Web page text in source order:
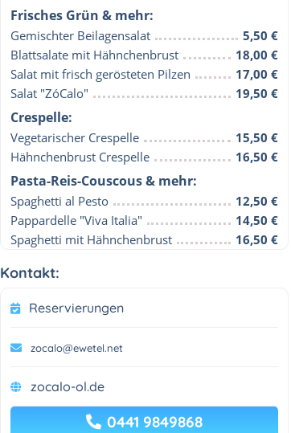
Frisches Grün & mehr:
Gemischter Beilagensalat
5,50 €
Blattsalate mit Hähnchenbrust
18,00 €
Salat mit frisch gerösteten Pilzen
17,00 €
Salat "ZóCalo"
19,50 €
Crespelle:
Vegetarischer Crespelle
15,50 €
Hähnchenbrust Crespelle
16,50 €
Pasta-Reis-Couscous & mehr:
Spaghetti al Pesto
12,50 €
Pappardelle "Viva Italia"
14,50 €
Spaghetti mit Hähnchenbrust
16,50 €
Kontakt:
Reservierungen
zocalo@ewetel.net
zocalo-ol.de
0441 9849868